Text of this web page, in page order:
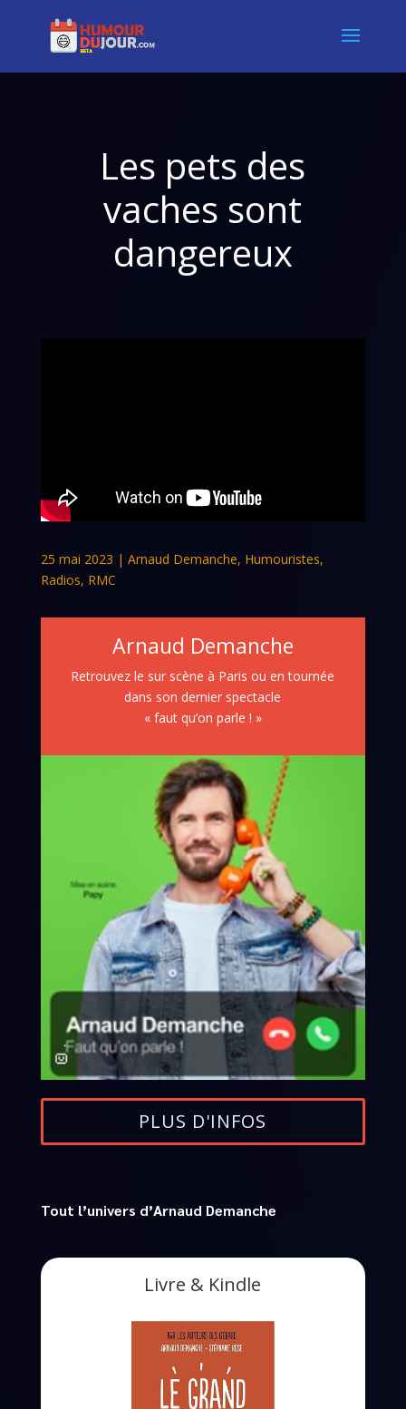
Les pets des
vaches sont
dangereux
25 mai 2023 | Arnaud Demanche, Humouristes,
Radios, RMC
Arnaud Demanche
Retrouvez le sur scène à Paris ou en tournée
dans son dernier spectacle
« faut qu’on parle ! »
PLUS D'INFOS
Tout l’univers d’Arnaud Demanche
Livre & Kindle